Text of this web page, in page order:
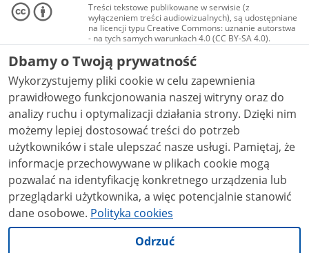
Treści tekstowe publikowane w serwisie (z
wyłączeniem treści audiowizualnych), są udostępniane
na licencji typu Creative Commons: uznanie autorstwa
- na tych samych warunkach 4.0 (CC BY-SA 4.0).
Materiały audiowizualne, w tym zdjęcia, materiały
audio i wideo, są udostępniane na licencji typu
Creative Commons: uznanie autorstwa użycie
niekomercyjne - bez utworów zależnych 4.0 (CC BY-
NC-ND 4.0), o ile nie jest to stwierdzone inaczej.
Dbamy o Twoją prywatność
Wykorzystujemy pliki cookie w celu zapewnienia
prawidłowego funkcjonowania naszej witryny oraz do
analizy ruchu i optymalizacji działania strony. Dzięki nim
możemy lepiej dostosować treści do potrzeb
użytkowników i stale ulepszać nasze usługi. Pamiętaj, że
informacje przechowywane w plikach cookie mogą
pozwalać na identyfikację konkretnego urządzenia lub
przeglądarki użytkownika, a więc potencjalnie stanowić
dane osobowe. Polityka cookies
Odrzuć